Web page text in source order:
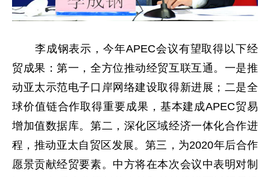
李成钢表示，今年APEC会议有望取得以下经
贸成果：第一，全方位推动经贸互联互通。一是推
动亚太示范电子口岸网络建设取得新进展；二是全
球价值链合作取得重要成果，基本建成APEC贸易
增加值数据库。第二，深化区域经济一体化合作进
程，推动亚太自贸区发展。第三，为2020年后合作
愿景贡献经贸要素。中方将在本次会议中表明对制